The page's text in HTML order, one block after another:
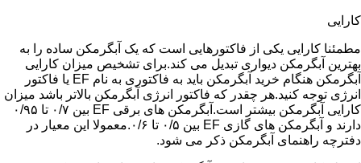
کارایی
مطمئنا کارایی یکی از فاکتورهایی است که یک آبگرمکن ساده را به
بهترین آبگرمکن دیواری تبدیل می کند.برای تشخیص میزان کارایی
آبگرمکن هنگام خرید آبگرمکن باید به فاکتوری به نام EF یا فاکتور
انرژی توجه کنید.هر چقدر که فاکتور انرژی آبگرمکن بالاتر باشد میزان
کارایی آبگرمکن بیشتر است.آبگرمکن های برقی EF بین ۰/۷ تا ۰/۹۵
دارند و آبگرمکن های گازی EF بین ۰/۵ تا ۰/۶.معمولا این معیار در
دفترچه راهنمای آبگرمکن ذکر می شود.